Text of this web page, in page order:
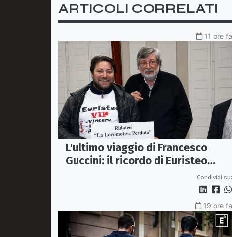
ARTICOLI CORRELATI
11 ore fa
L'ultimo viaggio di Francesco
Guccini: il ricordo di Euristeo
Condividi su:
19 ore fa